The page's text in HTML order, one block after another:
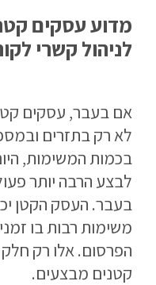
מדוע עסקים
לניהול קשרי
אם בעבר, עסקים
לא רק בתזרים
בכמות המשימות,
לבצע הרבה יותר
בעבר. העסק הקטן
משימות רבות בו
הפרסום. אלו רק
קטנים מבצעים.